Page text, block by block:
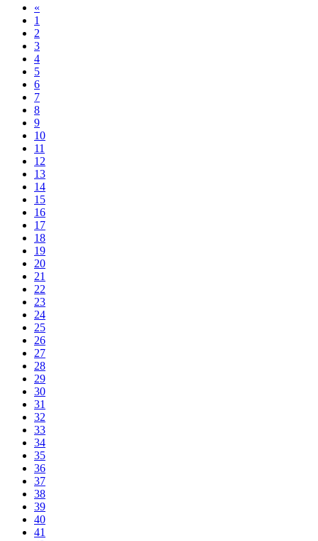
«
1
2
3
4
5
6
7
8
9
10
11
12
13
14
15
16
17
18
19
20
21
22
23
24
25
26
27
28
29
30
31
32
33
34
35
36
37
38
39
40
41